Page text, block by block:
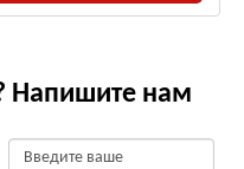
Напишите нам